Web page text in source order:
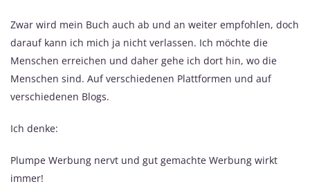
Zwar wird mein Buch auch ab und an weiter empfohlen, doch
darauf kann ich mich ja nicht verlassen. Ich möchte die
Menschen erreichen und daher gehe ich dort hin, wo die
Menschen sind. Auf verschiedenen Plattformen und auf
verschiedenen Blogs.
Ich denke:
Plumpe Werbung nervt und gut gemachte Werbung wirkt
immer!